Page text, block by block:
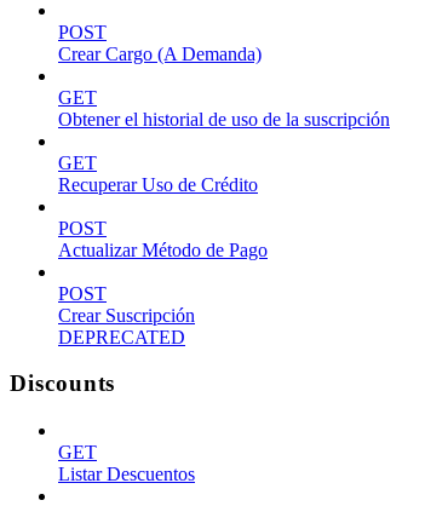
POST
Crear Cargo (A Demanda)
GET
Obtener el historial de uso de la suscripción
GET
Recuperar Uso de Crédito
POST
Actualizar Método de Pago
POST
Crear Suscripción
DEPRECATED
Discounts
GET
Listar Descuentos